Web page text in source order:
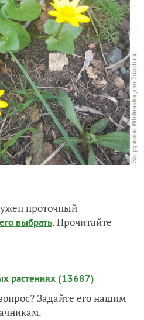
проточный
выбрать. Прочитайте
растениях (13687)
Задайте его нашим